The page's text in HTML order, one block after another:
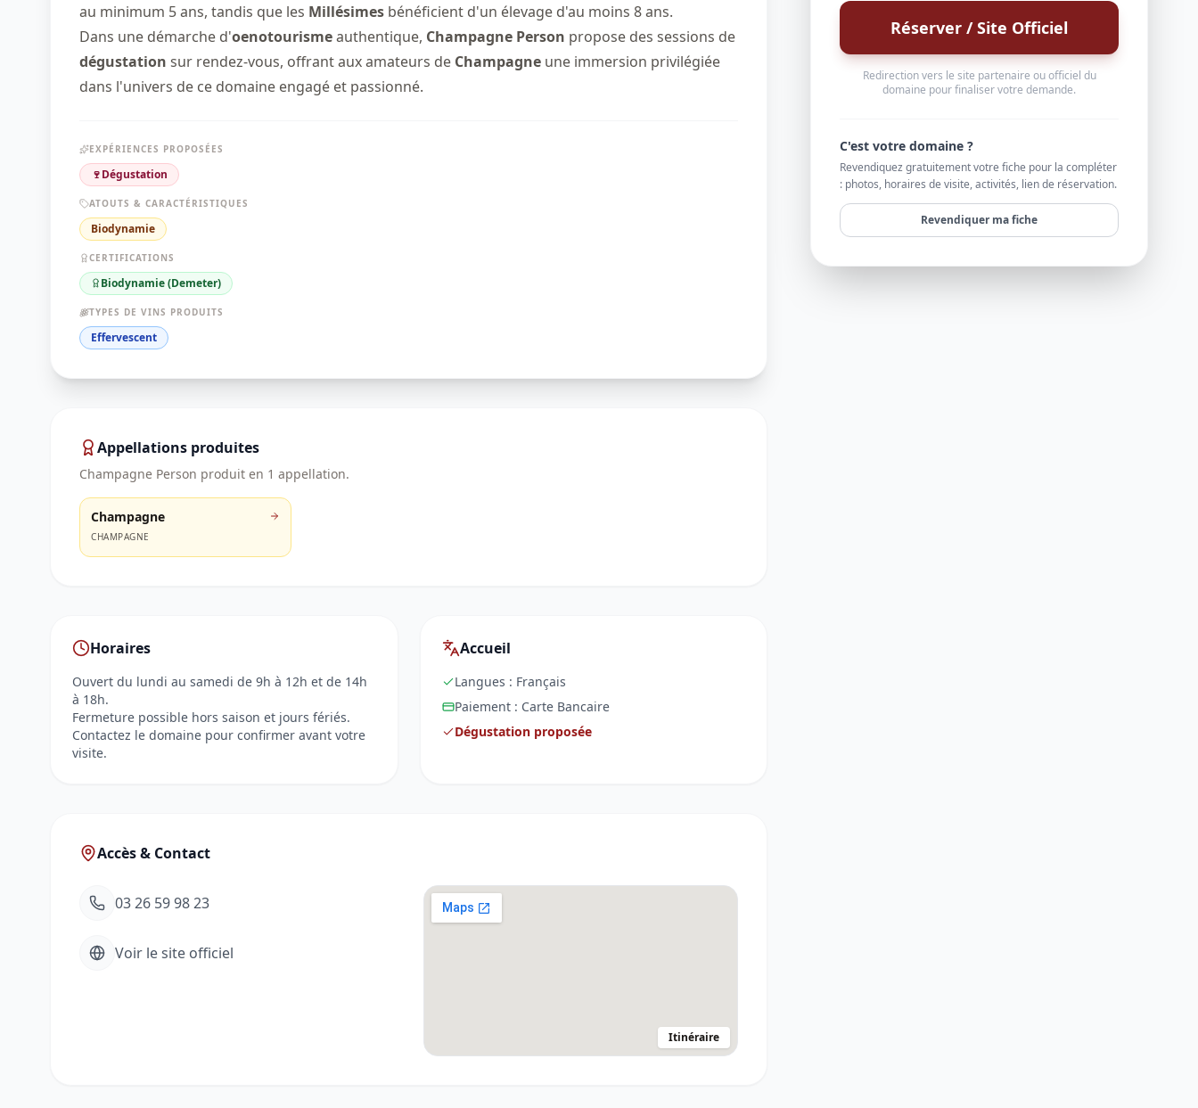
au minimum 5 ans, tandis que les Millésimes bénéficient d'un élevage d'au moins 8 ans.
Dans une démarche d'oenotourismeauthentique, Champagne Person propose des sessions de
dégustation sur rendez-vous, offrant aux amateurs de Champagne une immersion privilégiée
dans l'univers de ce domaine engagé et passionné.
EXPÉRIENCES PROPOSÉES
🍷Dégustation
ATOUTS & CARACTÉRISTIQUES
Biodynamie
CERTIFICATIONS
Biodynamie (Demeter)
TYPES DE VINS PRODUITS
Effervescent
Appellations produites
Champagne Person produit en 1 appellation.
Champagne
CHAMPAGNE
Horaires
Ouvert du lundi au samedi de 9h à 12h et de 14h
à 18h.
Fermeture possible hors saison et jours fériés.
Contactez le domaine pour confirmer avant votre
visite.
Accueil
Langues : Français
Paiement : Carte Bancaire
Dégustation proposée
Accès & Contact
03 26 59 98 23
Voir le site officiel
Itinéraire
Réserver / Site Officiel
Redirection vers le site partenaire ou officiel du
domaine pour finaliser votre demande.
C'est votre domaine ?
Revendiquez gratuitement votre fiche pour la compléter
: photos, horaires de visite, activités, lien de réservation.
Revendiquer ma fiche